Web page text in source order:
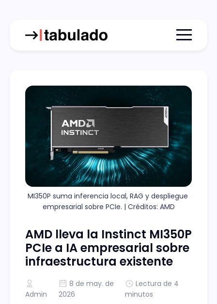
Menu
MI350P suma inferencia local, RAG y despliegue
empresarial sobre PCIe. | Créditos: AMD
AMD lleva la Instinct MI350P
PCIe a IA empresarial sobre
infraestructura existente
Admin
8 de may. de
2026
Lectura de 4
minutos